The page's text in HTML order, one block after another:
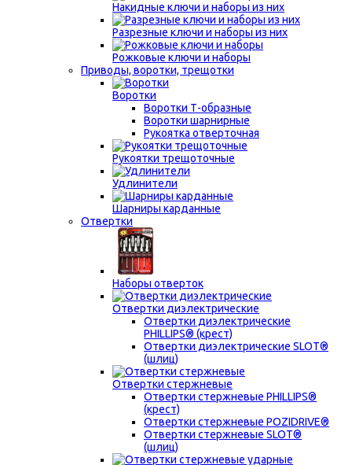
Накидные ключи и наборы из них
Разрезные ключи и наборы из них
Рожковые ключи и наборы
Приводы, воротки, трещотки
Воротки
Воротки Т-образные
Воротки шарнирные
Рукоятка отверточная
Рукоятки трещоточные
Удлинители
Шарниры карданные
Отвертки
Наборы отверток
Отвертки диэлектрические
Отвертки диэлектрические
PHILLIPS® (крест)
Отвертки диэлектрические SLOT®
(шлиц)
Отвертки стержневые
Отвертки стержневые PHILLIPS®
(крест)
Отвертки стержневые POZIDRIVE®
Отвертки стержневые SLOT®
(шлиц)